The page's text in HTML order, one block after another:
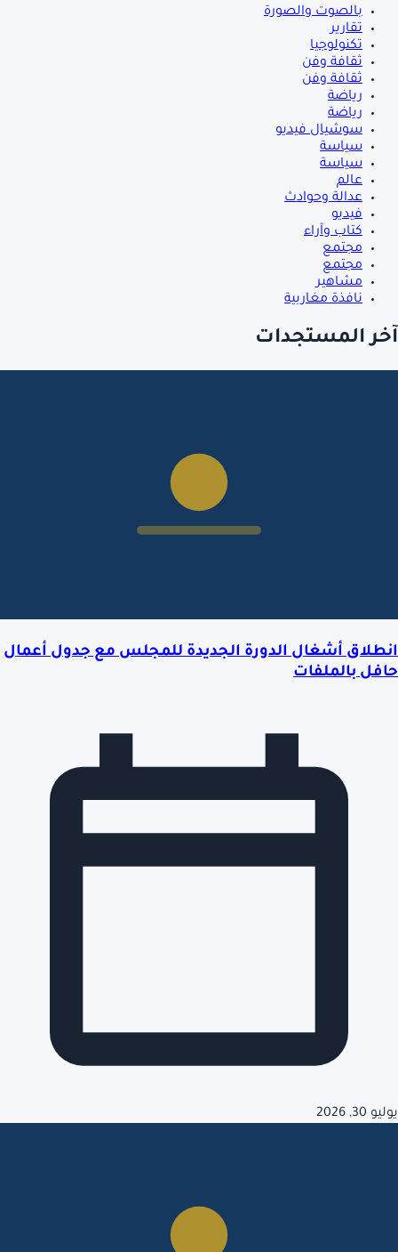
بالصوت والصورة
تقارير
تكنولوجيا
ثقافة وفن
ثقافة وفن
رياضة
رياضة
سوشيال فيديو
سياسة
سياسة
عالم
عدالة وحوادث
فيديو
كتاب وآراء
مجتمع
مجتمع
مشاهير
نافذة مغاربية
آخر المستجدات
انطلاق أشغال الدورة الجديدة للمجلس مع جدول أعمال
حافل بالملفات
يوليو 30, 2026